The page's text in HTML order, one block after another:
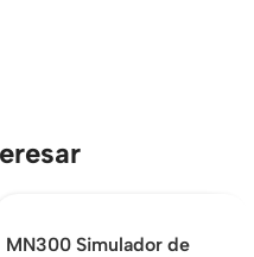
MN300 Simulador de